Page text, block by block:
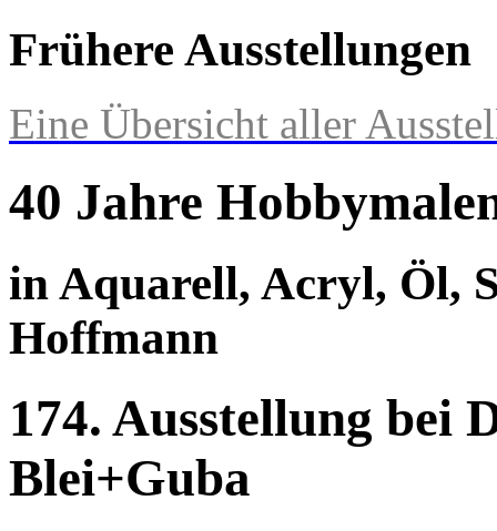
Frühere Ausstellungen
Eine Übersicht aller
40 Jahre
in Aquarell, Acryl, Öl,
Hoffmann
174. Ausstellung bei
Blei+Guba